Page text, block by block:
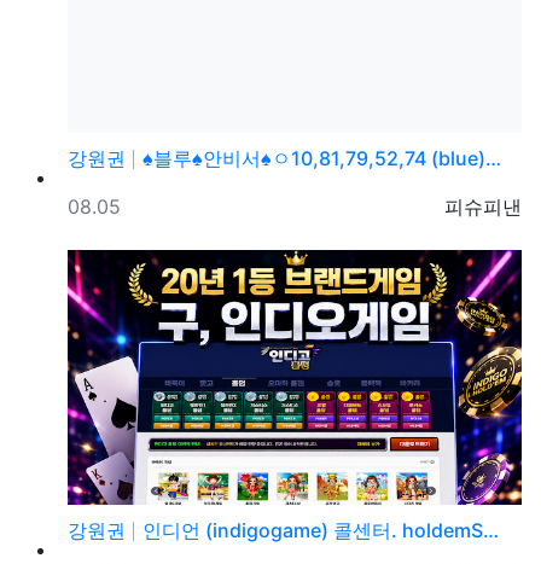
강원권
♠블루♠안비서♠ㅇ10,81,79,52,74 (blue)…
등록자
피슈피낸
등록일
08.05
강원권
인디언 (indigogame) 콜센터. holdemS…